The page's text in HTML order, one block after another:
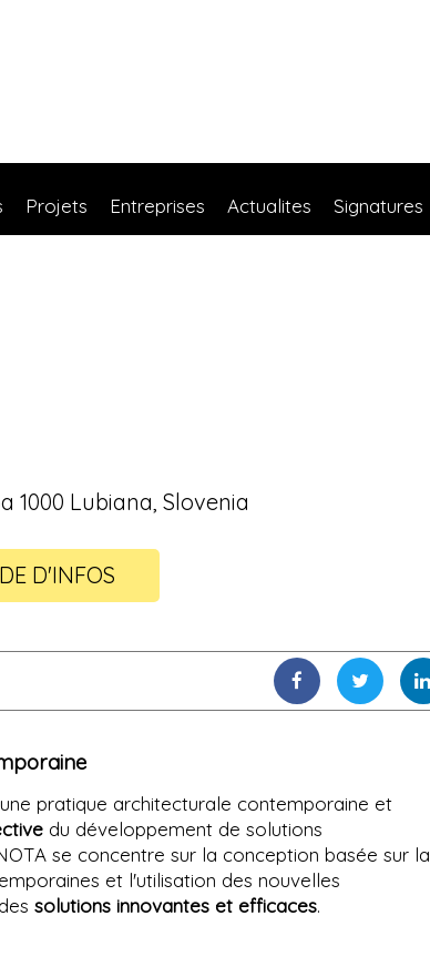
Projets Entreprises Actualites Signatures
1000 Lubiana, Slovenia
D'INFOS
pratique architecturale contemporaine et
du développement de solutions
se concentre sur la conception basée sur la
et l'utilisation des nouvelles
solutions innovantes et efficaces.